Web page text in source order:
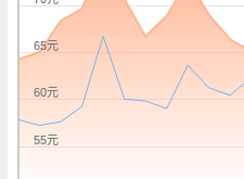
55元
60元
65元